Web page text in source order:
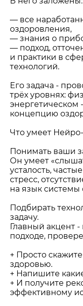
— все
оздоровления,
— знания о
— подход,
и практики в
технологий.
Его задача -
трёх уровнях:
концепцию
Что умеет
Понимать ваши
Он умеет
усталость,
стресс,
на язык системы
Подбирать
задачу.
Главный акцент
подходе,
+ Просто
здоровью.
+ Напишите
+ И получите
эффективному